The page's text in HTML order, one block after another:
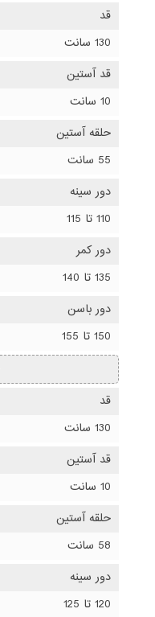
قد
130 سانت
قد آستین
10 سانت
حلقه آستین
55 سانت
دور سینه
110 تا 115
دور کمر
135 تا 140
دور باسن
150 تا 155
قد
130 سانت
قد آستین
10 سانت
حلقه آستین
58 سانت
دور سینه
120 تا 125